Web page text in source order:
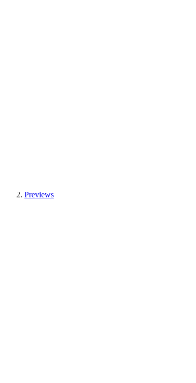
Previews